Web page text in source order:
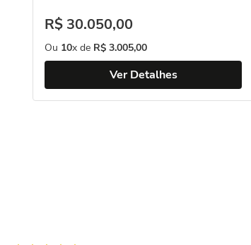
R$ 30.050,00
Ou 10x de R$ 3.005,00
Ver Detalhes